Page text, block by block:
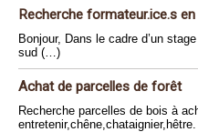
Recherche formateur.ice.s
Bonjour, Dans le cadre d’un
sud (…)
Achat de parcelles de forêt
Recherche parcelles de bois à
entretenir,chêne,chataignier,hêtre.